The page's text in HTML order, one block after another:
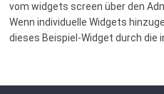
vom widgets screen über den
Wenn individuelle Widgets
dieses Beispiel-Widget durch die